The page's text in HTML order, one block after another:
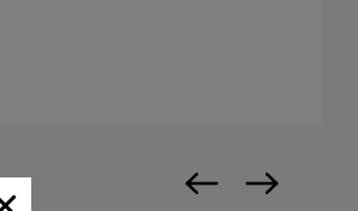
Previous slide
Next slide